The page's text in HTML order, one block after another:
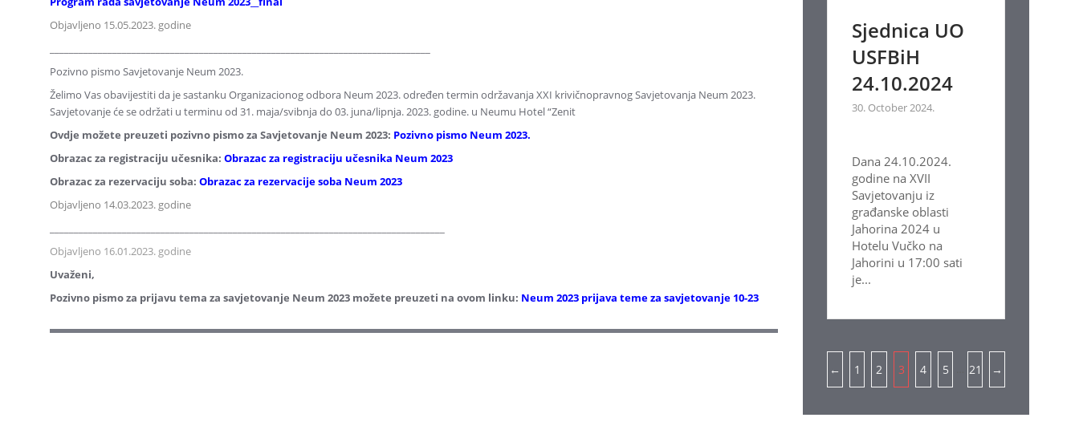
Objavljeno 15.05.2023. godine
Pozivno pismo Savjetovanje Neum 2023.
Želimo Vas obavijestiti da je sastanku Organizacionog odbora Neum 2023. određen termin održavanja XXI krivičnopravnog Savjetovanja Neum 2023.
Savjetovanje će se održati u terminu od 31. maja/svibnja do 03. juna/lipnja. 2023. godine. u Neumu Hotel “Zenit
Ovdje možete preuzeti pozivno pismo za Savjetovanje Neum 2023: Pozivno pismo Neum 2023.
Obrazac za registraciju učesnika: Obrazac za registraciju učesnika Neum 2023
Obrazac za rezervaciju soba: Obrazac za rezervacije soba Neum 2023
Objavljeno 14.03.2023. godine
Objavljeno 16.01.2023. godine
Uvaženi,
Pozivno pismo za prijavu tema za savjetovanje Neum 2023 možete preuzeti na ovom linku: Neum 2023 prijava teme za savjetovanje 10-23
Sjednica UO
USFBiH
24.10.2024
30. October 2024.
Dana 24.10.2024.
godine na XVII
Savjetovanju iz
građanske oblasti
Jahorina 2024 u
Hotelu Vučko na
Jahorini u 17:00 sati
je...
Pagination
← 1 2 3 4 5 21 →